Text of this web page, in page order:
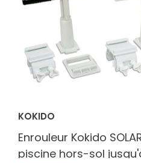
KOKIDO
Enrouleur Kokido
piscine hors-sol